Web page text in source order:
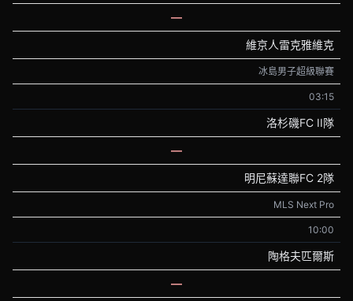
—
維京人雷克雅維克
冰島男子超級聯賽
03:15
洛杉磯FC II隊
—
明尼蘇達聯FC 2隊
MLS Next Pro
10:00
陶格夫匹爾斯
—